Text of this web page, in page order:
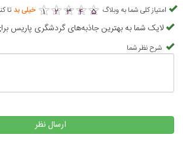
امتیاز کلی شما به وبلاگ ★
1 ★
2 ★
3 ★
4 ★
5
★★★★★ خیلی بد تا
لایک شما به بهترین جاذبه‌های گردشگری پاریس
شرح نظر شما
ارسال نظر